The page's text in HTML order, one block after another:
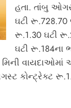
હતા. તાંબુ
ઘટી
રૂ.1.30 ઘટી
ઘટી રૂ.184ના
વાયદાઓમાં
કોન્ટ્રેક્ટ